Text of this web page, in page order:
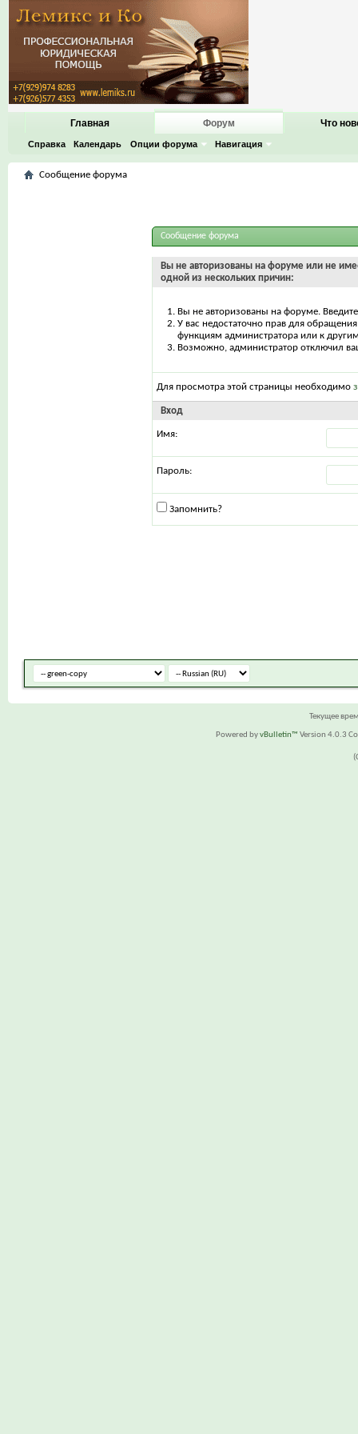
Главная Форум
Справка Календарь Опции форума Навигация
Что
Сообщение форума
Сообщение форума
Вы не авторизованы на форуме или не
одной из нескольких причин:
Вы не авторизованы на форуме.
У вас недостаточно прав для
функциям администратора или к
Возможно, администратор отключил
Для просмотра этой страницы необходимо
Вход
Имя:
Пароль:
Запомнить?
Текущее
Powered byvBulletin™ Version 4.0.3